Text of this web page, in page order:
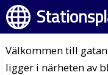
Välkommen till
ligger i närheten av